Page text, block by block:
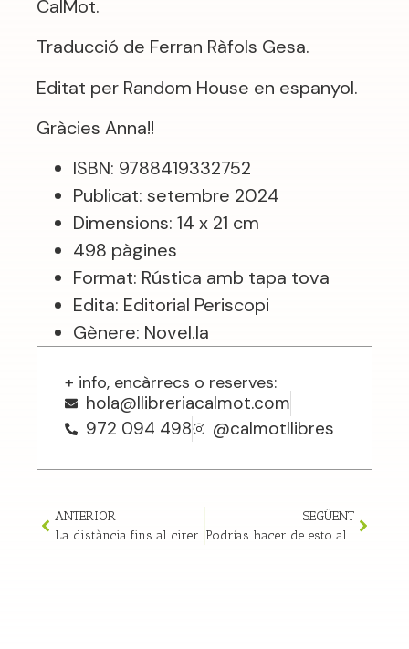
CalMot.
Traducció de Ferran Ràfols Gesa.
Editat per Random House en espanyol.
Gràcies Anna!!
ISBN: 9788419332752
Publicat: setembre 2024
Dimensions: 14 x 21 cm
498 pàgines
Format: Rústica amb tapa tova
Edita: Editorial Periscopi
Gènere: Novel.la
+ info, encàrrecs o reserves:
hola@llibreriacalmot.com
972 094 498
@calmotllibres
ANTERIOR
La distància fins al cirerer – Paola Peretti
SEGÜENT
Podrías hacer de esto algo bonito – Maggie Smith